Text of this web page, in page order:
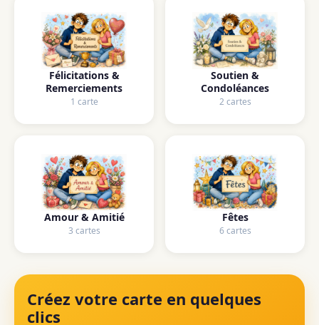
Félicitations &
Remerciements
1 carte
Soutien &
Condoléances
2 cartes
Amour & Amitié
3 cartes
Fêtes
6 cartes
Créez votre carte en quelques
clics